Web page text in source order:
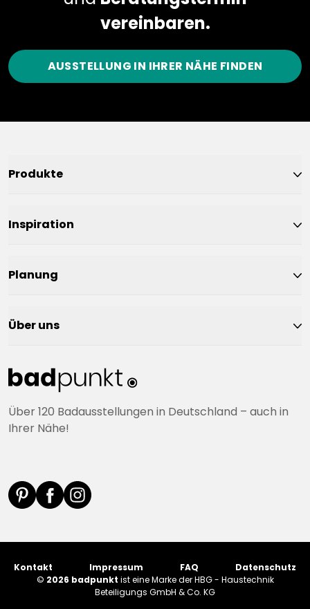
vereinbaren.
AUSSTELLUNG IN IHRER NÄHE FINDEN
Über 120 Badausstellungen in Deutschland – auch in
Ihrer Nähe!
Produkte
Inspiration
Planung
Über uns
© 2026 badpunkt ist eine Marke der HBG - Haustechnik
Beteiligungs GmbH & Co. KG
Kontakt Impressum FAQ Datenschutz